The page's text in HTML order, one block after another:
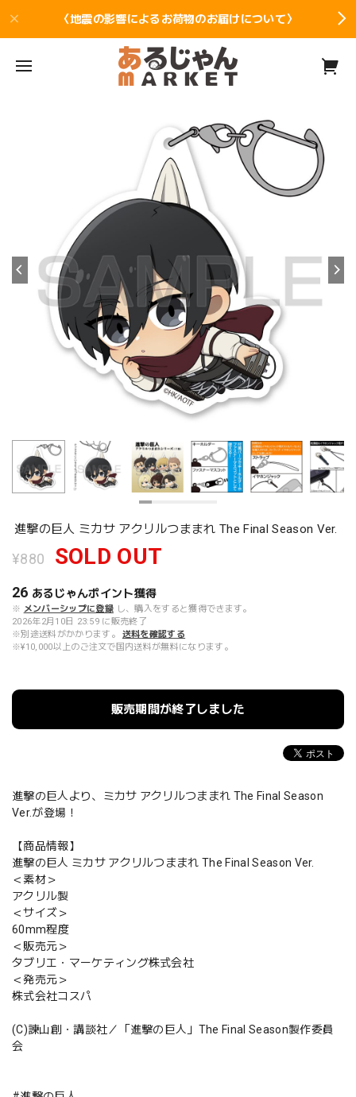
〈地震の影響によるお荷物のお届けについて〉
進撃の巨人 ミカサ アクリルつままれ The Final Season Ver.
¥880 SOLD OUT
26 あるじゃんポイント獲得
※ メンバーシップに登録 し、購入をすると獲得できます。
2026年2月10日 23:59 に販売終了
※別途送料がかかります。
送料を確認する
※¥10,000以上のご注文で国内送料が無料になります。
販売期間が終了しました
進撃の巨人より、ミカサ アクリルつままれ The Final Season
Ver.が登場！
【商品情報】
進撃の巨人 ミカサ アクリルつままれ The Final Season Ver.
＜素材＞
アクリル製
＜サイズ＞
60mm程度
＜販売元＞
タブリエ・マーケティング株式会社
＜発売元＞
株式会社コスパ
(C)諫山創・講談社／「進撃の巨人」The Final Season製作委員
会